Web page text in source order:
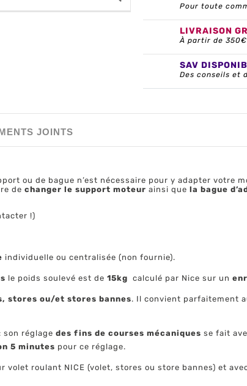
Pour toute
LIVRAISON
À partir de
SAV
Des conseils et
JOINTS
ou de bague n’est nécessaire pour y adapter votre
de changer le support moteur ainsi que la bague
!)
individuelle ou centralisée (non fournie).
le poids soulevé est de 15kg calculé par Nice sur un
stores ou/et stores bannes. Il convient parfaitement
réglage des fins de courses mécaniques se fait
5 minutes pour ce réglage.
volet roulant NICE (volet, stores ou store bannes) et